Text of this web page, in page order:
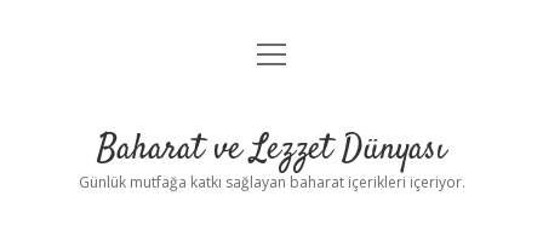
Anasayfa
Yasal Uyarı
menüyü
Baharat ve Lezzet Dünyası
Günlük mutfağa katkı sağlayan baharat içerikleri içeriyor.